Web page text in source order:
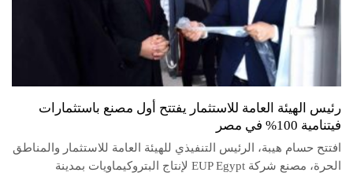
رئيس الهيئة العامة للاستثمار يفتتح أول مصنع باستثمارات
فيتنامية 100% في مصر
افتتح حسام هيبة، الرئيس التنفيذي للهيئة العامة للاستثمار والمناطق
الحرة، مصنع شركة EUP Egypt لإنتاج البتروكيماويات بمدينة